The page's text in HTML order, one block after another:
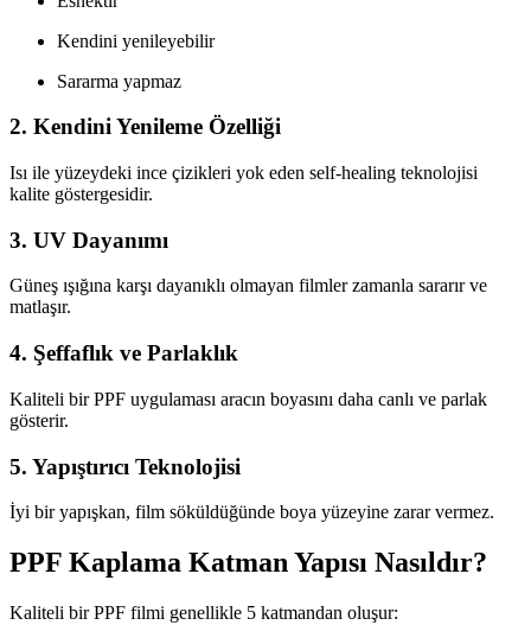
Kendini yenileyebilir
Sararma yapmaz
2. Kendini Yenileme Özelliği
Isı ile yüzeydeki ince çizikleri yok eden self-healing teknolojisi
kalite göstergesidir.
3. UV Dayanımı
Güneş ışığına karşı dayanıklı olmayan filmler zamanla sararır ve
matlaşır.
4. Şeffaflık ve Parlaklık
Kaliteli bir PPF uygulaması aracın boyasını daha canlı ve parlak
gösterir.
5. Yapıştırıcı Teknolojisi
İyi bir yapışkan, film söküldüğünde boya yüzeyine zarar vermez.
PPF Kaplama Katman Yapısı Nasıldır?
Kaliteli bir PPF filmi genellikle 5 katmandan oluşur: